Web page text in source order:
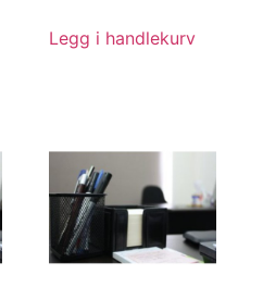
Legg i handlekurv